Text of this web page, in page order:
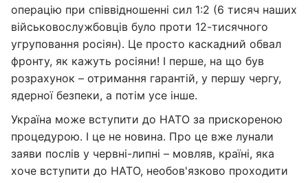
операцію при співвідношенні сил 1:2 (6 тисяч наших
військовослужбовців було проти 12-тисячного
угруповання росіян). Це просто каскадний обвал
фронту, як кажуть росіяни! І перше, на що був
розрахунок – отримання гарантій, у першу чергу,
ядерної безпеки, а потім усе інше.
Україна може вступити до НАТО за прискореною
процедурою. І це не новина. Про це вже лунали
заяви послів у червні-липні – мовляв, країні, яка
хоче вступити до НАТО, необов'язково проходити